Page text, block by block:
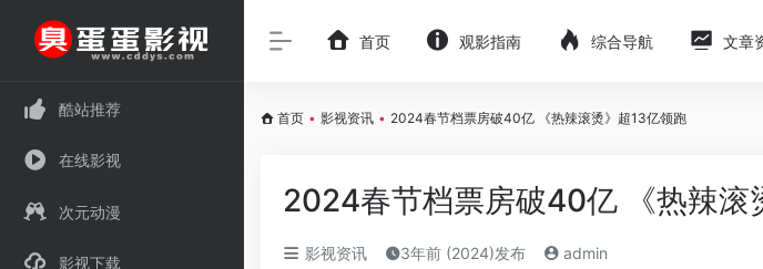
酷站推荐
在线影视
次元动漫
影视下载
首页 观影指南 综合导航 文章
首页 • 影视资讯 • 2024春节档票房破40亿 《热辣滚烫》超13亿领跑
2024春节档票房破40亿 《热辣滚
影视资讯 3年前 (2024)发布 admin